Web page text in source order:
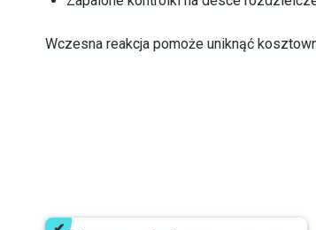
Wczesna reakcja pomoże uniknąć